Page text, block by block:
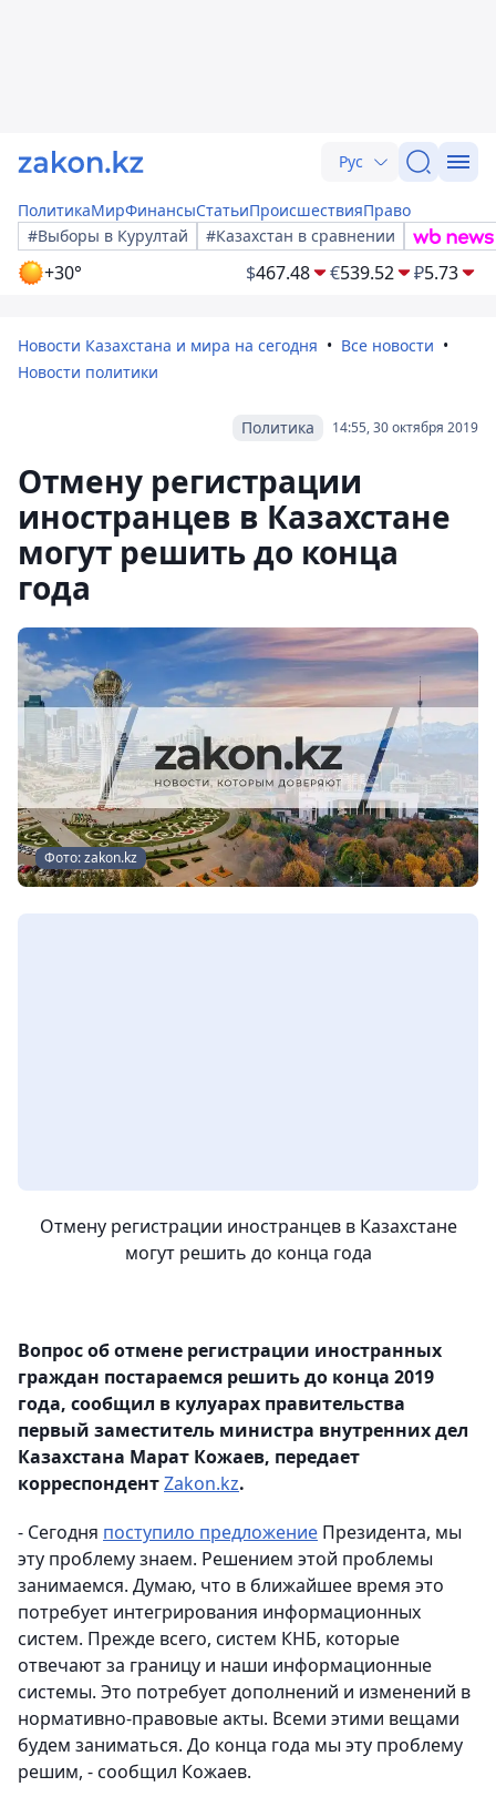
Рус
ПолитикаМирФинансыСтатьиПроисшествияПраво
#Выборы в Курултай
#Казахстан в сравнении
+30° $467.48 €539.52 ₽5.73
Новости Казахстана и мира на сегодня
Все новости
Новости политики
14:55, 30 октября 2019
Политика
Отмену регистрации
иностранцев в Казахстане
могут решить до конца
года
Фото: zakon.kz
Отмену регистрации иностранцев в Казахстане
могут решить до конца года
Вопрос об отмене регистрации иностранных
граждан постараемся решить до конца 2019
года, сообщил в кулуарах правительства
первый заместитель министра внутренних дел
Казахстана Марат Кожаев, передает
корреспондентZakon.kz.
- Сегодня поступило предложение Президента, мы
эту проблему знаем. Решением этой проблемы
занимаемся. Думаю, что в ближайшее время это
потребует интегрирования информационных
систем. Прежде всего, систем КНБ, которые
отвечают за границу и наши информационные
системы. Это потребует дополнений и изменений в
нормативно-правовые акты. Всеми этими вещами
будем заниматься. До конца года мы эту проблему
решим, - сообщил Кожаев.